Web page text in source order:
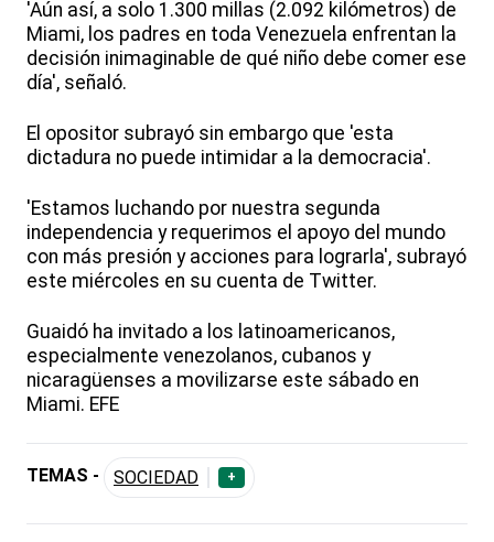
'Aún así, a solo 1.300 millas (2.092 kilómetros) de
Miami, los padres en toda Venezuela enfrentan la
decisión inimaginable de qué niño debe comer ese
día', señaló.
El opositor subrayó sin embargo que 'esta
dictadura no puede intimidar a la democracia'.
'Estamos luchando por nuestra segunda
independencia y requerimos el apoyo del mundo
con más presión y acciones para lograrla', subrayó
este miércoles en su cuenta de Twitter.
Guaidó ha invitado a los latinoamericanos,
especialmente venezolanos, cubanos y
nicaragüenses a movilizarse este sábado en
Miami. EFE
TEMAS - SOCIEDAD +